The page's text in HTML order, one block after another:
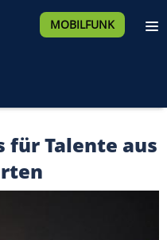
MOBILFUNK
für Talente aus